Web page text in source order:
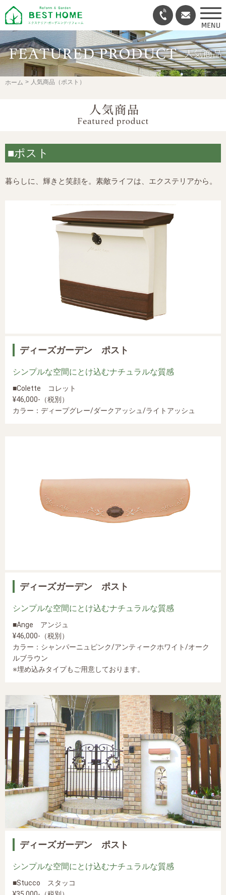
ホーム 人気商品（ポスト）
■ポスト
暮らしに、輝きと笑顔を。素敵ライフは、エクステリアから。
ディーズガーデン ポスト
シンプルな空間にとけ込むナチュラルな質感
■Colette コレット
¥46,000-（税別）
カラー：ディープグレー/ダークアッシュ/ライトアッシュ
ディーズガーデン ポスト
シンプルな空間にとけ込むナチュラルな質感
■Ange アンジュ
¥46,000-（税別）
カラー：シャンパーニュピンク/アンティークホワイト/オーク
ルブラウン
※埋め込みタイプもご用意しております。
ディーズガーデン ポスト
シンプルな空間にとけ込むナチュラルな質感
■Stucco スタッコ